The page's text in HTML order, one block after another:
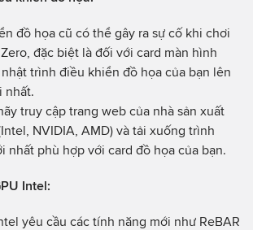
đồ họa cũ có thể gây ra sự cố khi chơi
đặc biệt là đối với card màn hình
trình điều khiển đồ họa của bạn lên
nhất.
truy cập trang web của nhà sản xuất
NVIDIA, AMD) và tải xuống trình
nhất phù hợp với card đồ họa của bạn.
Intel:
yêu cầu các tính năng mới như ReBAR